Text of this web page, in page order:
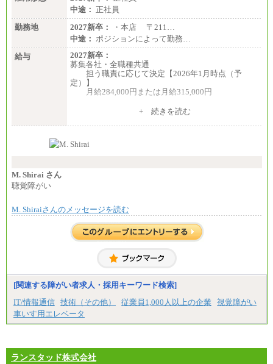
中途： 正社員
勤務地
2027新卒：
・本店 〒211…
中途： ポジションによって勤務…
給与
2027新卒：
募集各社・全職種共通
担う職責に応じて決定【2026年1月時点（予
定）】
月給284,000円または月給315,000円
※入社後早期から、自律的な業務遂行が求めら
す。
い職責を担う方については、さらに高い金額を個別
※上記に加え、所定労働時間外に勤務をした場
※試用期間中も給与に変更はございません。
＜募集各社・全職種共通＞
月給21万円以上～
※試用期間中の給与に変更はありません。
ます。
+ 続きを読む
M. Shirai さん
聴覚障がい
M. Shiraiさんのメッセージを読む
[関連する障がい者求人・採用キーワード検索]
IT/情報通信 技術（その他） 従業員1,000人以上の企業
視覚障がい
車いす用エレベータ
ランスタッド株式会社